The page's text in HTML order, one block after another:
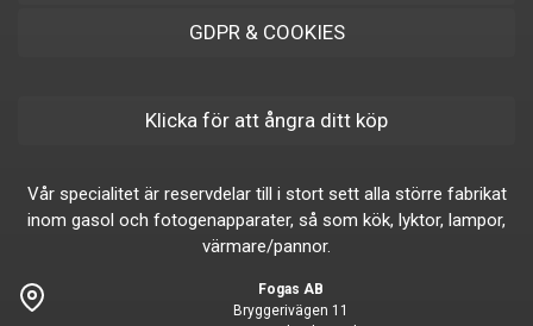
GDPR & COOKIES
Klicka för att ångra ditt köp
Vår specialitet är reservdelar till i stort sett alla större fabrikat
inom gasol och fotogenapparater, så som kök, lyktor, lampor,
värmare/pannor.
Fogas AB
Bryggerivägen 11